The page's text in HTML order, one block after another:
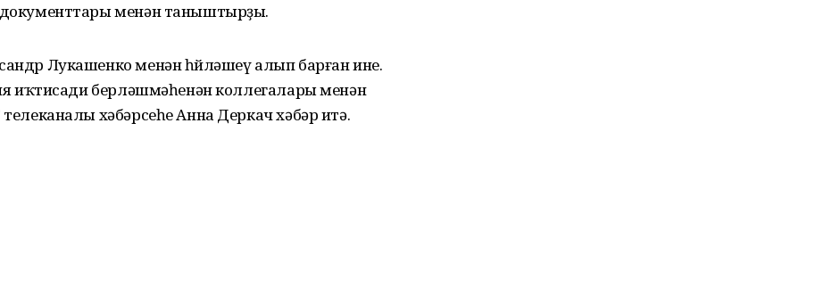
менән таныштырҙы.
Лукашенко менән һөйләшеү алып барған ине.
иҡтисади берләшмәһенән коллегалары менән
хәбәрсеһе Анна Деркач хәбәр итә.